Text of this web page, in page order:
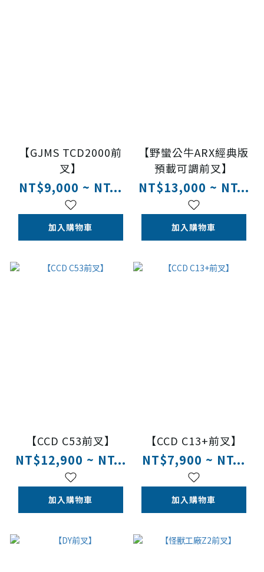
【GJMS TCD2000前
叉】
NT$9,000 ~ NT...
加入購物車
【野蠻公牛ARX經典版
預載可調前叉】
NT$13,000 ~ NT...
加入購物車
【CCD C53前叉】
NT$12,900 ~ NT...
加入購物車
【CCD C13+前叉】
NT$7,900 ~ NT...
加入購物車